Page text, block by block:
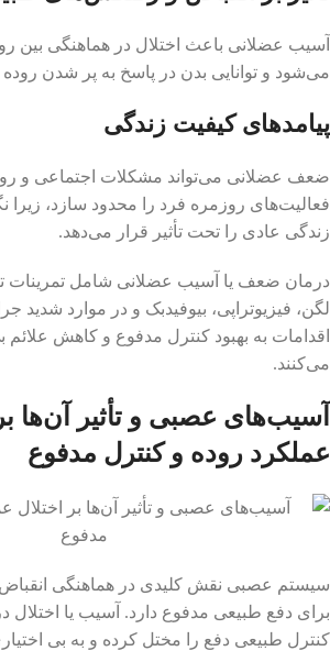
آسیب عضلانی باعث اختلال در هماهنگی بین
می‌شود و توانایی بدن در پاسخ به پر شدن
پیامدهای کیفیت زندگی
ضعف عضلانی می‌تواند مشکلات اجتماعی و
فعالیت‌های روزمره فرد را محدود سازد، زیرا
زندگی عادی را تحت تأثیر قرار می‌دهد.
درمان ضعف یا آسیب عضلانی شامل تمرینات
لگن، فیزیوتراپی، بیوفیدبک و در موارد
اقدامات به بهبود کنترل مدفوع و کاهش
می‌کنند.
آسیب‌های عصبی و تأثیر آن‌ها
عملکرد روده و کنترل مدفوع
سیستم عصبی نقش کلیدی در هماهنگی
برای دفع طبیعی مدفوع دارد. آسیب یا اختلال
کنترل طبیعی دفع را مختل کرده و به بی